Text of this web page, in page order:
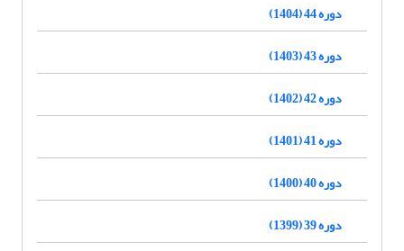
دوره 44 (1404)
دوره 43 (1403)
دوره 42 (1402)
دوره 41 (1401)
دوره 40 (1400)
دوره 39 (1399)